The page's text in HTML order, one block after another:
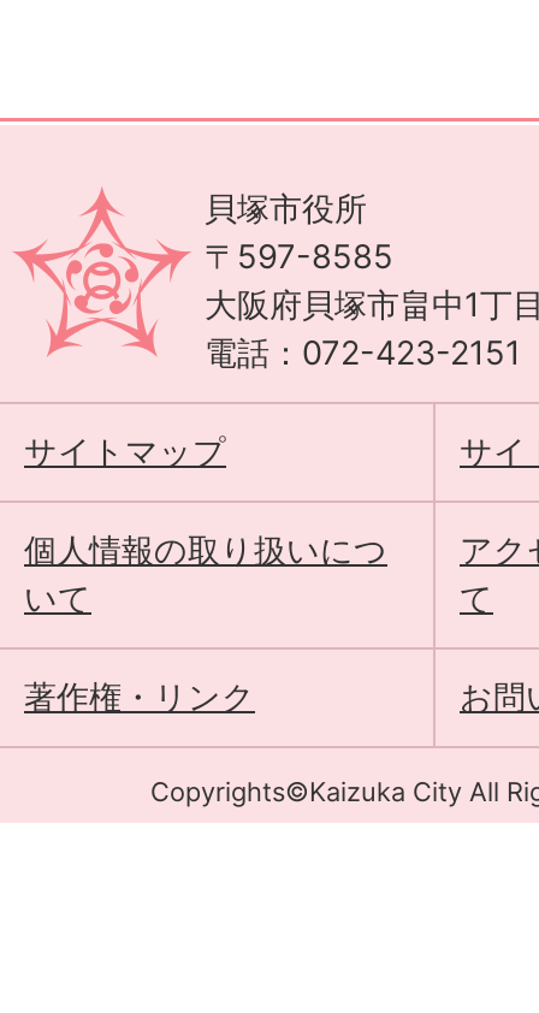
貝塚市役所
〒597-8585
大阪府貝塚市畠中1丁
電話：072-423-2151
サイトマップ サイ
個人情報の取り扱いにつ
いて
アク
て
著作権・リンク お問
Copyrights©Kaizuka City All